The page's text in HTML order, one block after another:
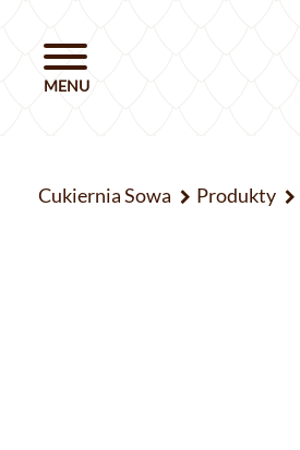
Cukiernia Sowa Produkty